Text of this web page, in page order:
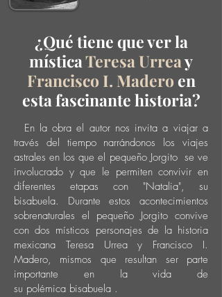
¿Qué tiene que ver la
místicaTeresa Urreay
Francisco I. Madero en
estafascinantehistoria?
En la obra el autor nos invita a viajar a
través del tiempo narrándonos los viajes
astrales en los que el pequeño Jorgito se ve
involucrado y que le permiten convivir en
diferentes etapas con "Natalia", su
bisabuela. Durante estos acontecimientos
sobrenaturales el pequeño Jorgito convive
con dos místicos personajes de la historia
mexicana Teresa Urrea y Francisco I.
Madero, mismos que resultan ser parte
importante en la vida de
su polémica bisabuela .